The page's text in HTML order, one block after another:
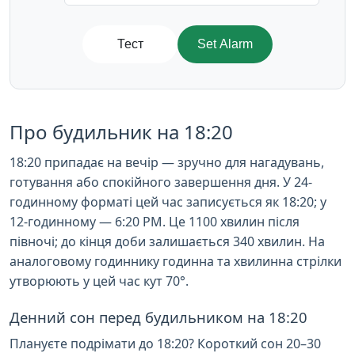
Тест Set Alarm
Про будильник на 18:20
18:20 припадає на вечір — зручно для нагадувань,
готування або спокійного завершення дня. У 24-
годинному форматі цей час записується як 18:20; у
12-годинному — 6:20 PM. Це 1100 хвилин після
півночі; до кінця доби залишається 340 хвилин. На
аналоговому годиннику годинна та хвилинна стрілки
утворюють у цей час кут 70°.
Денний сон перед будильником на 18:20
Плануєте подрімати до 18:20? Короткий сон 20–30